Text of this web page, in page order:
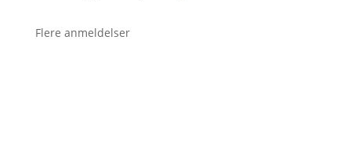
Flere anmeldelser